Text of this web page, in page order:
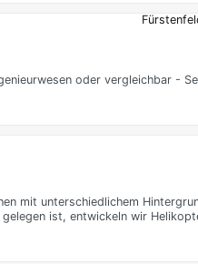
oder vergleichbar -
mit unterschiedlichem
ist, entwickeln wir